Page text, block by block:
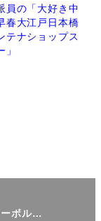
員の「大好き中
春大江戸日本橋
ナショップス
ボル…